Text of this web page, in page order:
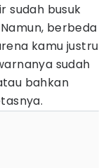
sudah busuk
berbeda
kamu justru
sudah
bahkan